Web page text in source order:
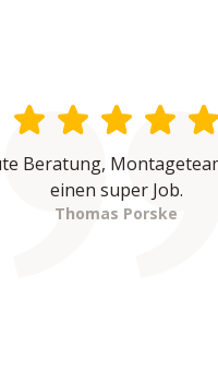
Beratung,
einen super Job.
Thomas Porske